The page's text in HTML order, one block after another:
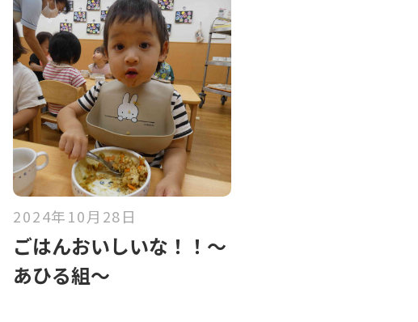
2024年10月28日
ごはんおいしいな！！～
あひる組～